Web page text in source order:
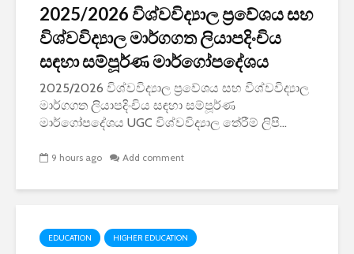
2025/2026 විශ්වවිද්‍යාල ප්‍රවේශය සහ
විශ්වවිද්‍යාල මාර්ගගත ලියාපදිංචිය
සඳහා සම්පූර්ණ මාර්ගෝපදේශය
2025/2026 විශ්වවිද්‍යාල ප්‍රවේශය සහ විශ්වවිද්‍යාල
මාර්ගගත ලියාපදිංචිය සඳහා සම්පූර්ණ
මාර්ගෝපදේශය UGC විශ්වවිද්‍යාල තේරීම් ලිපි...
9 hours ago Add comment
EDUCATION HIGHER EDUCATION